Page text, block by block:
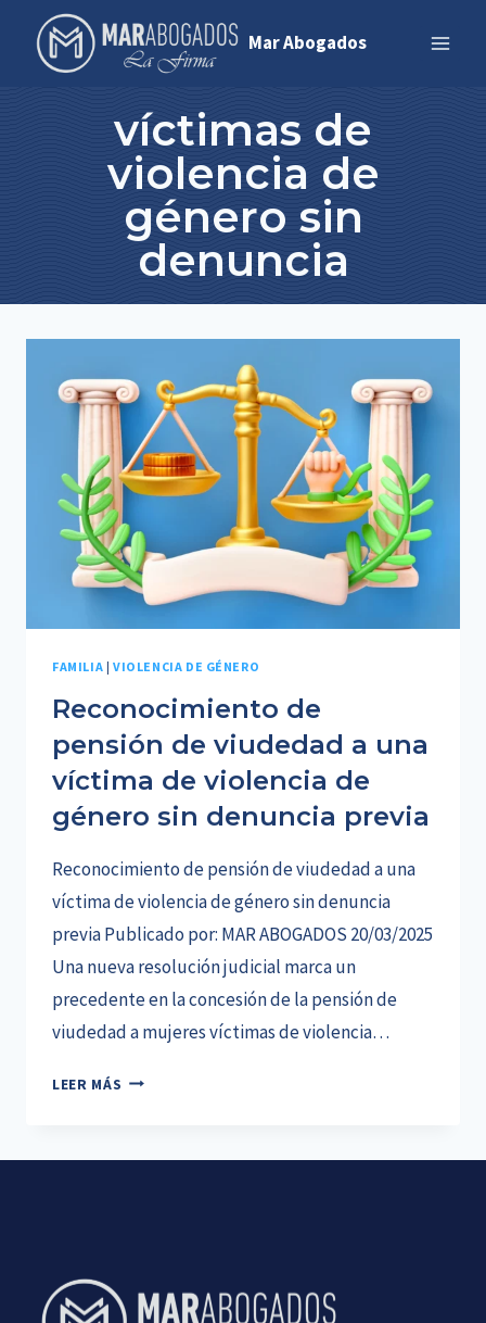
contenido
Mar Abogados
víctimas de
violencia de
género sin
denuncia
FAMILIA | VIOLENCIA DE GÉNERO
Reconocimiento de
pensión de viudedad a una
víctima de violencia de
género sin denuncia previa
Reconocimiento de pensión de viudedad a una
víctima de violencia de género sin denuncia
previa Publicado por: MAR ABOGADOS 20/03/2025
Una nueva resolución judicial marca un
precedente en la concesión de la pensión de
viudedad a mujeres víctimas de violencia…
LEER MÁS RECONOCIMIENTO
DE
VIOLENCIA